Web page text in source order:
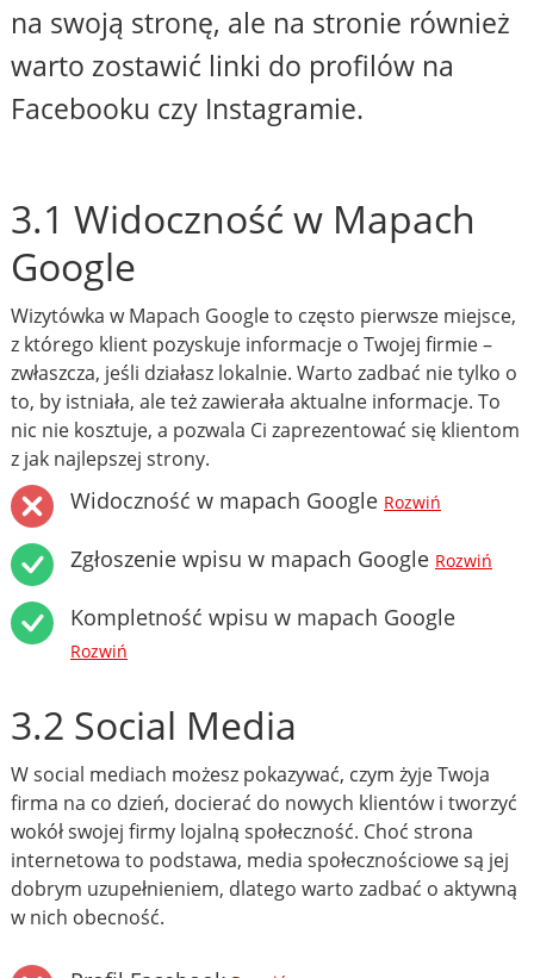
na swoją stronę, ale na stronie również
warto zostawić linki do profilów na
Facebooku czy Instagramie.
3.1 Widoczność w Mapach
Google
Wizytówka w Mapach Google to często pierwsze miejsce,
z którego klient pozyskuje informacje o Twojej firmie –
zwłaszcza, jeśli działasz lokalnie. Warto zadbać nie tylko o
to, by istniała, ale też zawierała aktualne informacje. To
nic nie kosztuje, a pozwala Ci zaprezentować się klientom
z jak najlepszej strony.
Widoczność w mapach Google Rozwiń
Zgłoszenie wpisu w mapach Google Rozwiń
Kompletność wpisu w mapach Google
Rozwiń
3.2 Social Media
W social mediach możesz pokazywać, czym żyje Twoja
firma na co dzień, docierać do nowych klientów i tworzyć
wokół swojej firmy lojalną społeczność. Choć strona
internetowa to podstawa, media społecznościowe są jej
dobrym uzupełnieniem, dlatego warto zadbać o aktywną
w nich obecność.